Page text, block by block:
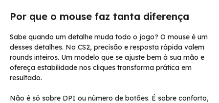
Por que o mouse faz tanta diferença
Sabe quando um detalhe muda todo o jogo? O mouse é um
desses detalhes. No CS2, precisão e resposta rápida valem
rounds inteiros. Um modelo que se ajuste bem à sua mão e
ofereça estabilidade nos cliques transforma prática em
resultado.
Não é só sobre DPI ou número de botões. É sobre conforto,